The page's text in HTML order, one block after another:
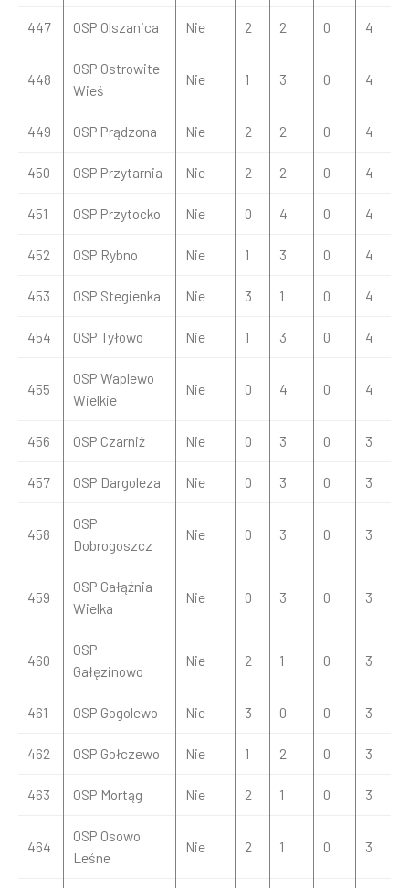
447 OSP Olszanica Nie 2 2 0 4
448
OSP Ostrowite
Wieś
Nie 1 3 0 4
449 OSP Prądzona Nie 2 2 0 4
450 OSP Przytarnia Nie 2 2 0 4
451 OSP Przytocko Nie 0 4 0 4
452 OSP Rybno Nie 1 3 0 4
453 OSP Stegienka Nie 3 1 0 4
454 OSP Tyłowo Nie 1 3 0 4
455
OSP Waplewo
Wielkie
Nie 0 4 0 4
456 OSP Czarniż Nie 0 3 0 3
457 OSP Dargoleza Nie 0 3 0 3
458
OSP
Dobrogoszcz
Nie 0 3 0 3
459
OSP Gałąźnia
Wielka
Nie 0 3 0 3
460
OSP
Gałęzinowo
Nie 2 1 0 3
461 OSP Gogolewo Nie 3 0 0 3
462 OSP Gołczewo Nie 1 2 0 3
463 OSP Mortąg Nie 2 1 0 3
464
OSP Osowo
Leśne
Nie 2 1 0 3